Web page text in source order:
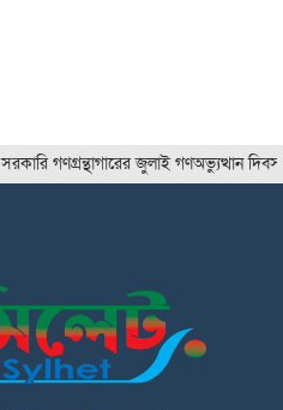
গণগ্রন্থাগারের জুলাই গণঅভ্যুত্থান দিবস